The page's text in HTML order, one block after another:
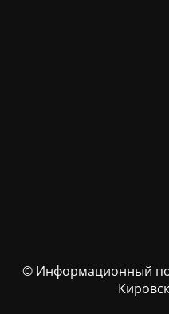
© Информационный